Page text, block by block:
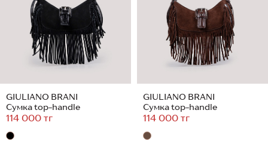
GIULIANO BRANI
Сумка top-handle
114 000 тг
GIULIANO BRANI
Сумка top-handle
114 000 тг